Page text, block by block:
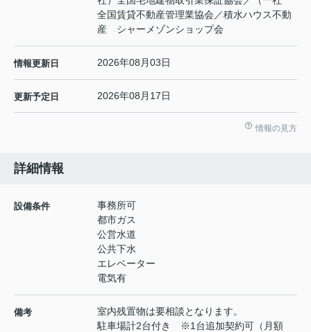
全国賃貸不動産管理業協会／積水ハウス不動
産 シャーメゾンショップ会
情報更新日 2026年08月03日
更新予定日 2026年08月17日
情報の見方
詳細情報
設備条件
事務所可
都市ガス
公営水道
公共下水
エレベーター
電気有
備考
室内残置物は要相談となります。
駐車場計2台付き ※1台追加契約可（月額